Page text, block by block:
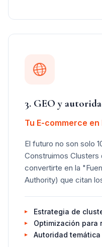
3. GEO y
Tu E-commerce en
El futuro no son solo
Construimos Clusters
convertirte en la
Authority) que citan
Estrategia de
Optimización para
Autoridad temática